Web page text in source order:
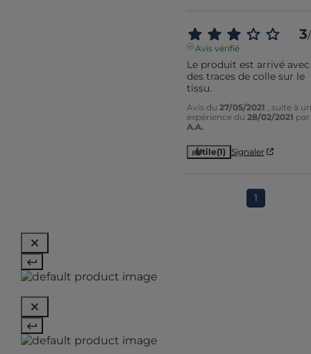
3/
Avis vérifié
Le produit est arrivé avec
des traces de colle sur le
tissu.
Avis du 27/05/2021
, suite à
expérience du 28/02/2021 par
A.A.
Utile(1) Signaler
1